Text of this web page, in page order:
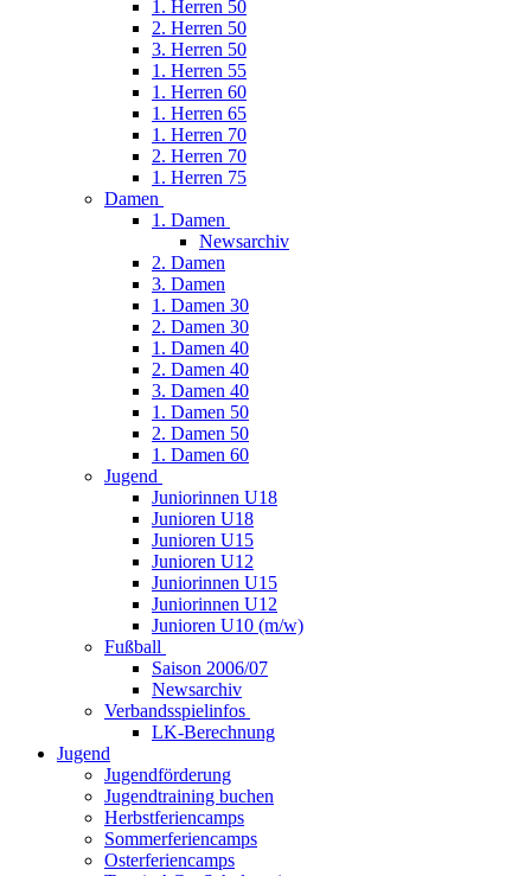
1. Herren 50
2. Herren 50
3. Herren 50
1. Herren 55
1. Herren 60
1. Herren 65
1. Herren 70
2. Herren 70
1. Herren 75
Damen
1. Damen
Newsarchiv
2. Damen
3. Damen
1. Damen 30
2. Damen 30
1. Damen 40
2. Damen 40
3. Damen 40
1. Damen 50
2. Damen 50
1. Damen 60
Jugend
Juniorinnen U18
Junioren U18
Junioren U15
Junioren U12
Juniorinnen U15
Juniorinnen U12
Junioren U10 (m/w)
Fußball
Saison 2006/07
Newsarchiv
Verbandsspielinfos
LK-Berechnung
Jugend
Jugendförderung
Jugendtraining buchen
Herbstferiencamps
Sommerferiencamps
Osterferiencamps